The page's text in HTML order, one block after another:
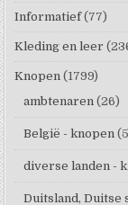
Informatief (77)
Kleding en leer
Knopen (1799)
ambtenaren (26)
België - knopen
diverse landen -
Duitsland, Duitse